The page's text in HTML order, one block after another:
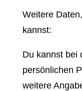
Weitere
kannst:
Du kannst bei
persönlichen
weitere